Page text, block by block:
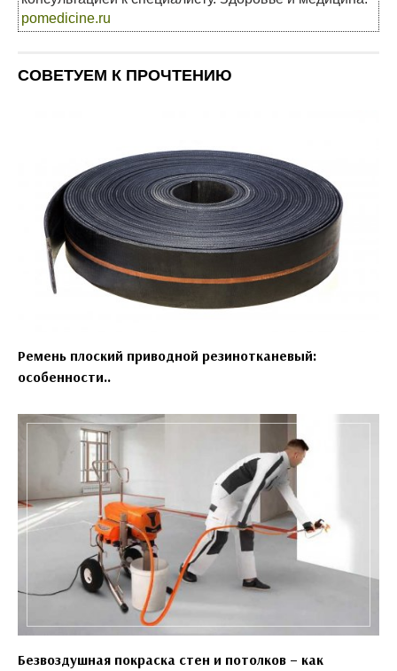
pomedicine.ru
СОВЕТУЕМ К ПРОЧТЕНИЮ
Ремень плоский приводной резинотканевый:
особенности..
Безвоздушная покраска стен и потолков – как